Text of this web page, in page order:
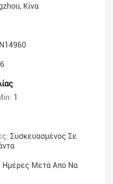
Κίνα
1
Συσκευασμένος Σε
Ημέρες Μετά Από Να